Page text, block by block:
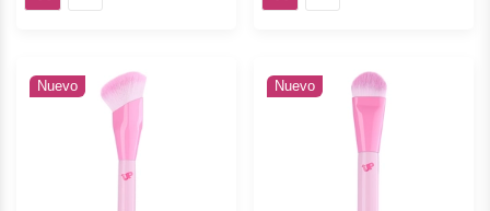
Nuevo Nuevo